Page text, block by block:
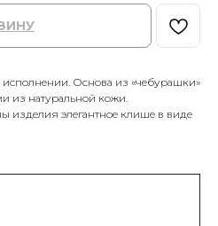
Основа из «чебурашки»
из натуральной кожи.
изделия элегантное клише в виде